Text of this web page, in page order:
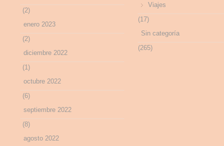
(2)
enero 2023
(2)
diciembre 2022
(1)
octubre 2022
(6)
septiembre 2022
(8)
agosto 2022
Viajes
(17)
Sin categoría
(265)